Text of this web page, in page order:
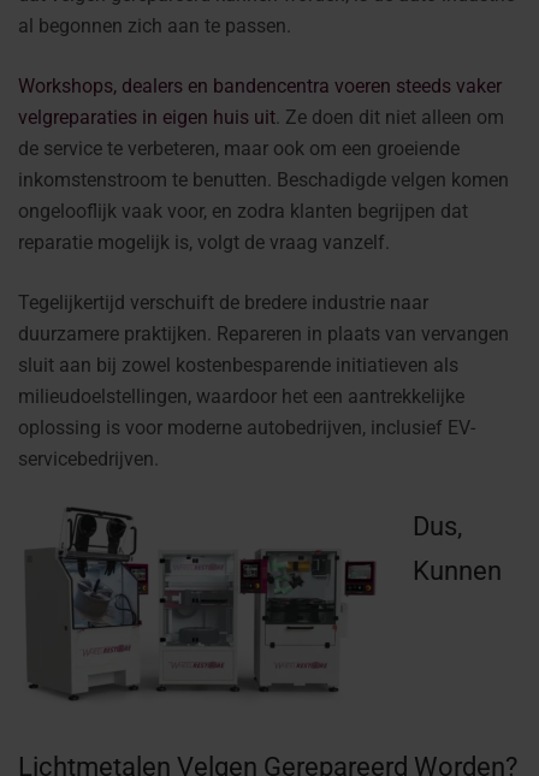
al begonnen zich aan te passen.
Workshops, dealers en bandencentra voeren steeds vaker
velgreparaties in eigen huis uit. Ze doen dit niet alleen om
de service te verbeteren, maar ook om een groeiende
inkomstenstroom te benutten. Beschadigde velgen komen
ongelooflijk vaak voor, en zodra klanten begrijpen dat
reparatie mogelijk is, volgt de vraag vanzelf.
Tegelijkertijd verschuift de bredere industrie naar
duurzamere praktijken. Repareren in plaats van vervangen
sluit aan bij zowel kostenbesparende initiatieven als
milieudoelstellingen, waardoor het een aantrekkelijke
oplossing is voor moderne autobedrijven, inclusief EV-
servicebedrijven.
Dus,
Kunnen
Lichtmetalen Velgen Gerepareerd Worden?